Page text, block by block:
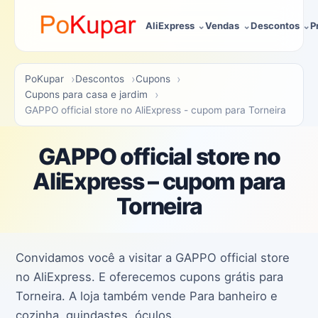
AliExpress Vendas Descontos
PoKupar Descontos
Cupons
Cupons para casa e jardim
GAPPO official store no AliExpress - cupom para Torneira
GAPPO official store no
AliExpress – cupom para
Torneira
Convidamos você a visitar a GAPPO official store
no AliExpress. E oferecemos cupons grátis para
Torneira. A loja também vende Para banheiro e
cozinha, guindastes, óculos.